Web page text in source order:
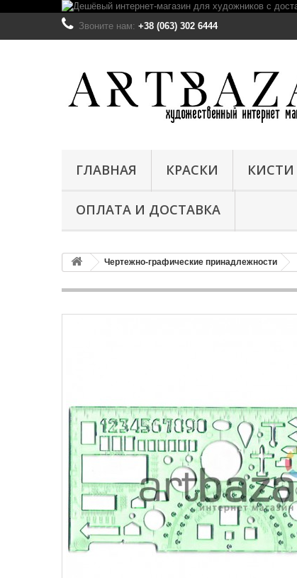
Звоните нам: +38 (063) 302 6444
ГЛАВНАЯ КРАСКИ КИСТИ
ОПЛАТА И ДОСТАВКА
Чертежно-графические принадлежности